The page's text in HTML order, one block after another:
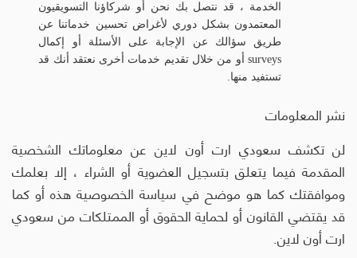
الخدمة ، قد نتصل بك نحن أو شركاؤنا التسويقيون
المعتمدون بشكل دوري لأغراض تحسين خدماتنا عن
طريق سؤالك عن الإجابة على الأسئلة أو إكمال
surveys أو من خلال تقديم خدمات أخرى نعتقد أنك قد
تستفيد منها.
نشر المعلومات
لن تكشف سعودي ارت أون لاين عن معلوماتك الشخصية
المقدمة فيما يتعلق بتسجيل العضوية أو الشراء ، إلا بعلمك
وموافقتك كما هو موضح في سياسة الخصوصية هذه أو كما
قد يقتضي القانون أو لحماية الحقوق أو الممتلكات من سعودي
ارت أون لاين.